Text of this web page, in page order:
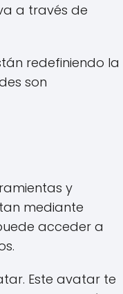
a través de
redefiniendo la
son
y
mediante
acceder a
Este avatar te